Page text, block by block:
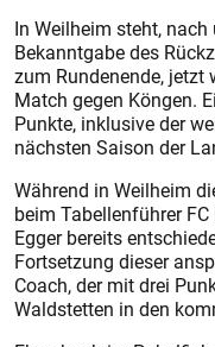
In Weilheim steht,
Bekanntgabe des
zum Rundenende,
Match gegen Köngen.
Punkte, inklusive der
nächsten Saison der
Während in Weilheim
beim Tabellenführer
Egger bereits
Fortsetzung dieser
Coach, der mit drei
Waldstetten in den